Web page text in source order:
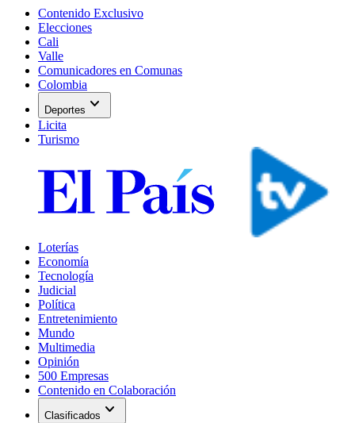
Contenido Exclusivo
Elecciones
Cali
Valle
Comunicadores en Comunas
Colombia
Deportes expand_more
Licita
Turismo
Loterías
Economía
Tecnología
Judicial
Política
Entretenimiento
Mundo
Multimedia
Opinión
500 Empresas
Contenido en Colaboración
Clasificados expand_more